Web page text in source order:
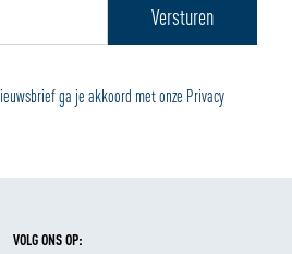
ga je akkoord met onze Privacy
VOLG ONS OP: